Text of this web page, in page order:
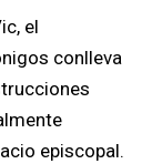
el
conlleva
episcopal.